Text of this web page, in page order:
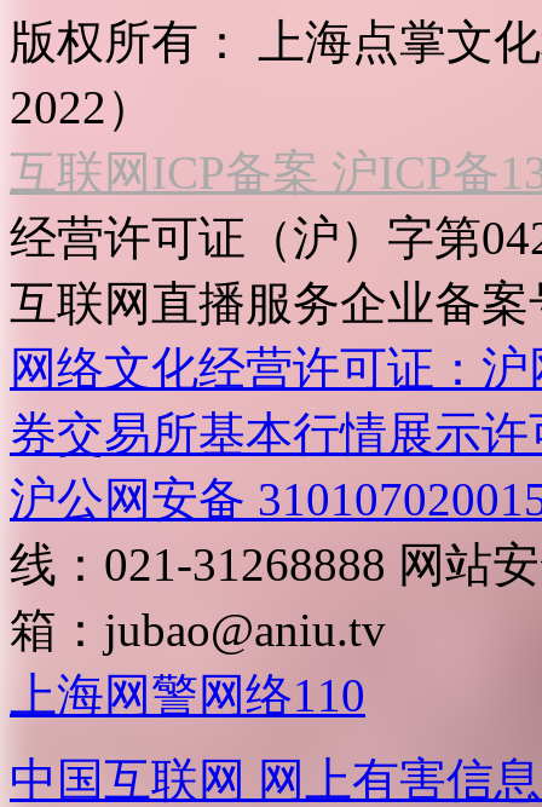
版权所有：
上海点掌文
2022）
互联网ICP备案 沪ICP备
经营许可证（沪）字第
互联网直播服务企业备案
网络文化经营许可证：
券交易所基本行情展示许
沪公网安备
线：021-31268888 网站
箱： jubao@aniu.tv
上海网警网络110
中国互联网 网上有害信